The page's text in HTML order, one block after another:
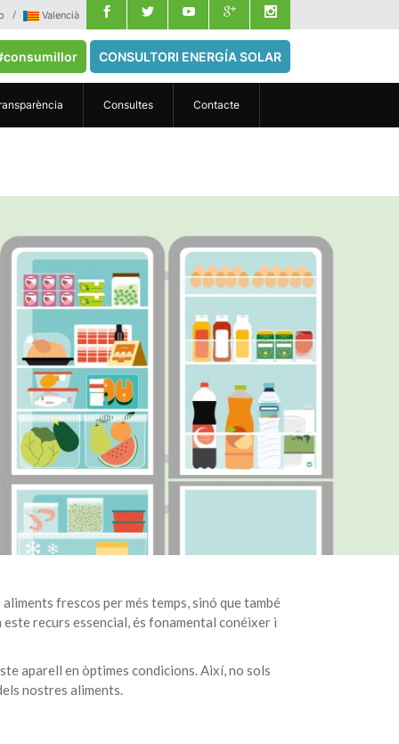
Valencià
CONSULTORI ENERGÍA SOLAR
Consultes Contacte
frescos per més temps, sinó que també
recurs essencial, és fonamental conéixer i
aparell en òptimes condicions. Així, no sols
nostres aliments.